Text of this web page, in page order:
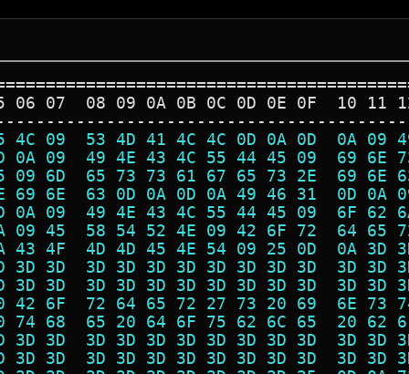
06 07  08 09 0A 0B 0C 0D 0E 0F  10 11
4C 09  53 4D 41 4C 4C 0D 0A 0D  0A
0A 09  49 4E 43 4C 55 44 45 09  69
09 6D  65 73 73 61 67 65 73 2E  69
69 6E  63 0D 0A 0D 0A 49 46 31  0D
0A 09  49 4E 43 4C 55 44 45 09  6F
09 45  58 54 52 4E 09 42 6F 72  64
43 4F  4D 4D 45 4E 54 09 25 0D  0A
3D 3D  3D 3D 3D 3D 3D 3D 3D 3D  3D
3D 3D  3D 3D 3D 3D 3D 3D 3D 3D  3D
42 6F  72 64 65 72 27 73 20 69  6E
74 68  65 20 64 6F 75 62 6C 65  20
3D 3D  3D 3D 3D 3D 3D 3D 3D 3D  3D
3D 3D  3D 3D 3D 3D 3D 3D 3D 3D  3D